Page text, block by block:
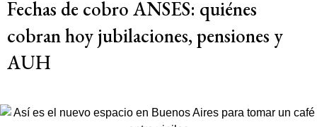
Fechas de cobro ANSES: quiénes
cobran hoy jubilaciones, pensiones y
AUH